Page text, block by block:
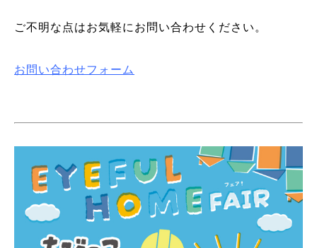
ご不明な点はお気軽にお問い合わせください。
お問い合わせフォーム